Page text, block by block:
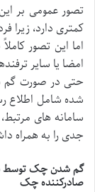
تصور عمومی بر
کمتری دارد، زیرا
اما این تصور
امضا یا سایر
حتی در صورت گم
شده شامل اطلاع
سامانه های
جدی را به همراه
گم شدن چک توسط
صادرکننده چک